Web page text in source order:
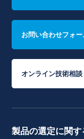
お問い合わせフォー
オンライン技術相談
製品の選定に関